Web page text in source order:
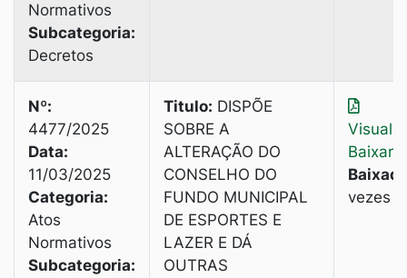
Normativos
Subcategoria:
Decretos
Nº:
4477/2025
Data:
11/03/2025
Categoria:
Atos
Normativos
Subcategoria:
Titulo: DISPÕE
SOBRE A
ALTERAÇÃO DO
CONSELHO DO
FUNDO MUNICIPAL
DE ESPORTES E
LAZER E DÁ
OUTRAS
Baixar
vezes